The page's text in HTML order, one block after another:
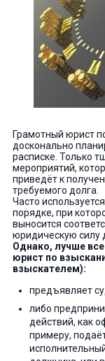
Грамотный юрист
досконально
расписке. Только
мероприятий,
приведёт к
требуемого долга.
Часто
порядке, при
выносится
юридическую силу
Однако, лучше
юрист по
взыскателем):
предъявляет
либо
действий, как
примеру,